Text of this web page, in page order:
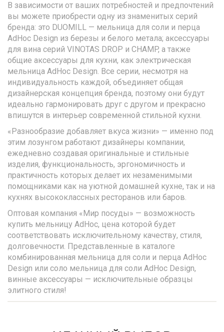
В зависимости от ваших потребностей и предпочтений
вы можете приобрести одну из знаменитых серий
бренда: это DUOMILL — мельница для соли и перца
AdHoc Design из березы и белого метала; аксессуары
для вина серий VINOTAS DROP и CHAMP, а также
общие аксессуары для кухни, как электрическая
мельница AdHoc Design. Все серии, несмотря на
индивидуальность каждой, объединяет общая
дизайнерская концепция бренда, поэтому они будут
идеально гармонировать друг с другом и прекрасно
впишутся в интерьер современной стильной кухни.
«Разнообразие добавляет вкуса жизни» — именно под
этим лозунгом работают дизайнеры компании,
ежедневно создавая оригинальные и стильные
изделия, функциональность, эргономичность и
практичность которых делает их незаменимыми
помощниками как на уютной домашней кухне, так и на
кухнях высококлассных ресторанов или баров.
Оптовая компания «Мир посуды» — возможность
купить мельницу AdHoc, цена которой будет
соответствовать исключительному качеству, стиля,
долговечности. Представленные в каталоге
комбинированная мельница для соли и перца AdHoc
Design или соло мельница для соли AdHoc Design,
винные аксессуары — исключительные образцы
элитного стиля!